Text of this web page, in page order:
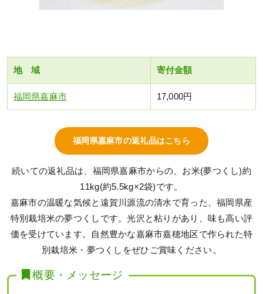
地 域 寄付金額
福岡県嘉麻市 17,000円
福岡県嘉麻市の返礼品はこちら
続いての返礼品は、福岡県嘉麻市からの、お米(夢つくし)約
11kg(約5.5kg×2袋)です。
嘉麻市の温暖な気候と遠賀川源流の清水で育った、福岡県産
特別栽培米の夢つくしです。光沢と粘りがあり、味も高い評
価を受けています。自然豊かな嘉麻市嘉穂地区で作られた特
別栽培米・夢つくしをぜひご賞味ください。
概要・メッセージ